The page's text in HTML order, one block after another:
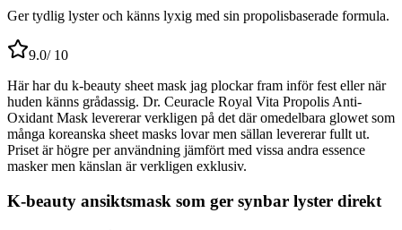
Ger tydlig lyster och känns lyxig med sin propolisbaserade formula.
9.0/ 10
Här har du k-beauty sheet mask jag plockar fram inför fest eller när
huden känns grådassig. Dr. Ceuracle Royal Vita Propolis Anti-
Oxidant Mask levererar verkligen på det där omedelbara glowet som
många koreanska sheet masks lovar men sällan levererar fullt ut.
Priset är högre per användning jämfört med vissa andra essence
masker men känslan är verkligen exklusiv.
K-beauty ansiktsmask som ger synbar lyster direkt